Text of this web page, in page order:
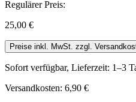
Regulärer Preis:
25,00 €
Preise inkl. MwSt. zzgl.
Sofort verfügbar, Lieferzeit: 1–3
Versandkosten: 6,90 €